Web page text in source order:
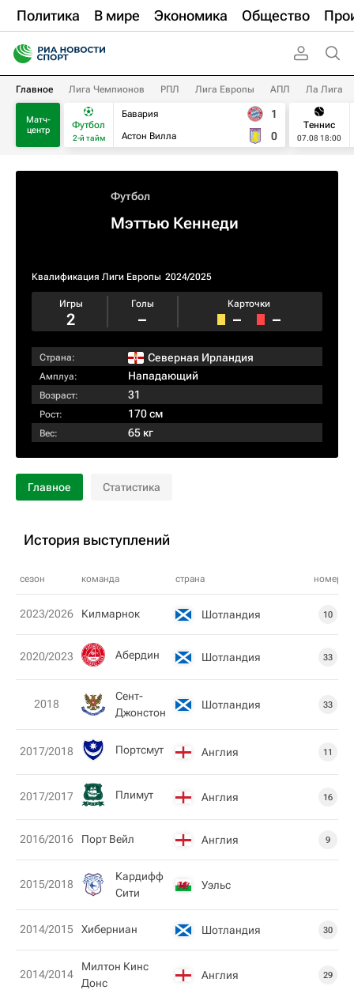
Политика В мире Экономика Общество
Главное Лига Чемпионов РПЛ Лига Европы АПЛ Ла Лига
Матч-
центр
Футбол
2-й тайм
Бавария
Астон Вилла
1
0
Теннис
07.08 18:00
Футбол
Мэттью Кеннеди
Квалификация Лиги Европы 2024/2025
Игры
2
Голы
–
Карточки
– –
Страна: Северная Ирландия
Амплуа: Нападающий
Возраст: 31
Рост: 170 см
Вес: 65 кг
Главное Статистика
История выступлений
сезон команда страна номер
2023/2026 Килмарнок Шотландия 10
2020/2023 Абердин Шотландия 33
2018
Сент-
Джонстон
Шотландия 33
2017/2018 Пoртсмут Англия 11
2017/2017 Плимут Англия 16
2016/2016 Порт Вейл Англия 9
2015/2018
Кардифф
Сити
Уэльс
2014/2015 Хиберниан Шотландия 30
2014/2014
Милтон Кинс
Донс
Англия 29